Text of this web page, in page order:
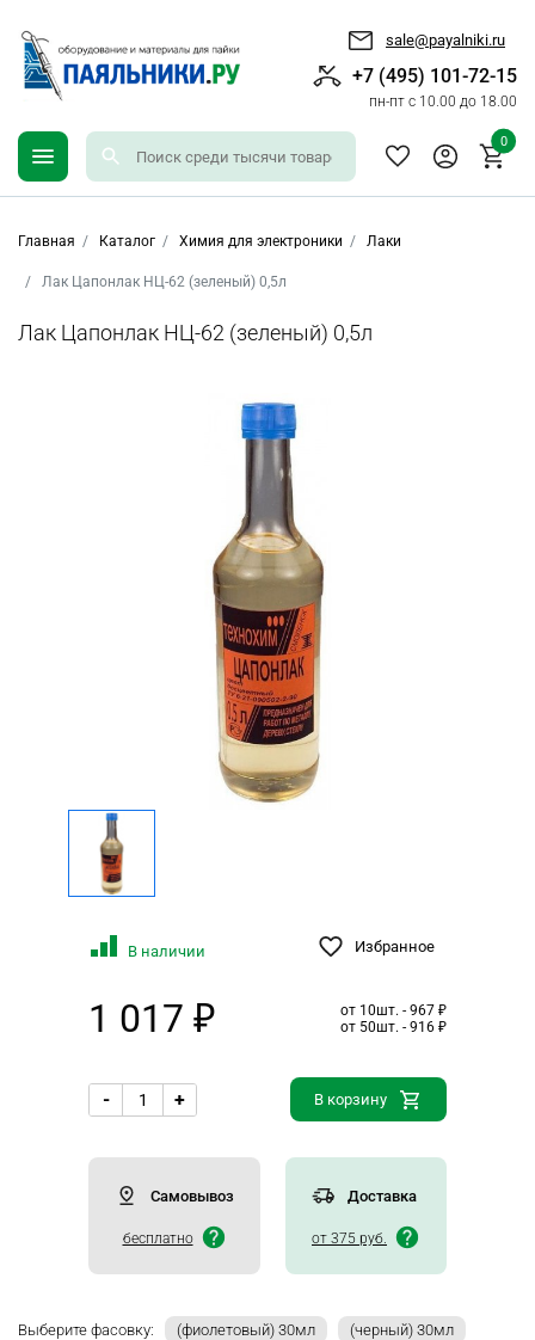
sale@payalniki.ru
+7 (495) 101-72-15
пн-пт с 10.00 до 18.00
0
Главная Каталог Химия для электроники Лаки
Лак Цапонлак НЦ-62 (зеленый) 0,5л
Лак Цапонлак НЦ-62 (зеленый) 0,5л
В наличии Избранное
1 017 ₽
от 10шт. - 967 ₽
от 50шт. - 916 ₽
- + В корзину
Самовывоз
бесплатно
Доставка
от 375 руб.
Выберите фасовку: (фиолетовый) 30мл (черный) 30мл